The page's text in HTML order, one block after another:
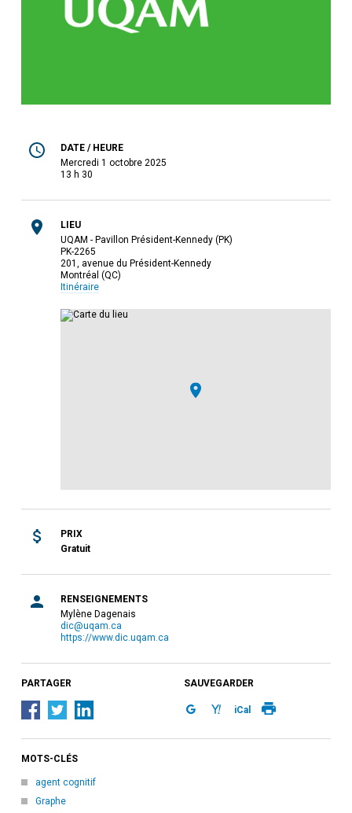
DATE / HEURE
mercredi 1 octobre 2025
13 h 30
LIEU
UQAM - Pavillon Président-Kennedy (PK)
PK-2265
201, avenue du Président-Kennedy
Montréal (QC)
Itinéraire
PRIX
Gratuit
RENSEIGNEMENTS
Mylène Dagenais
dic@uqam.ca
https://www.dic.uqam.ca
PARTAGER SAUVEGARDER
iCal
MOTS-CLÉS
agent cognitif
Graphe